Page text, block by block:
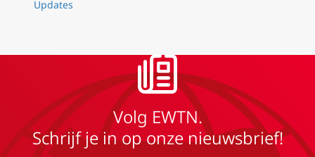
Updates
Volg EWTN.
Schrijf je in op onze nieuwsbrief!